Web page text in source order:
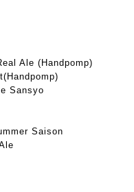
Ale (Handpomp)
Sansyo
Saison